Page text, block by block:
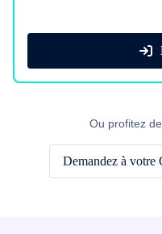
Ou profitez
Demandez à votre